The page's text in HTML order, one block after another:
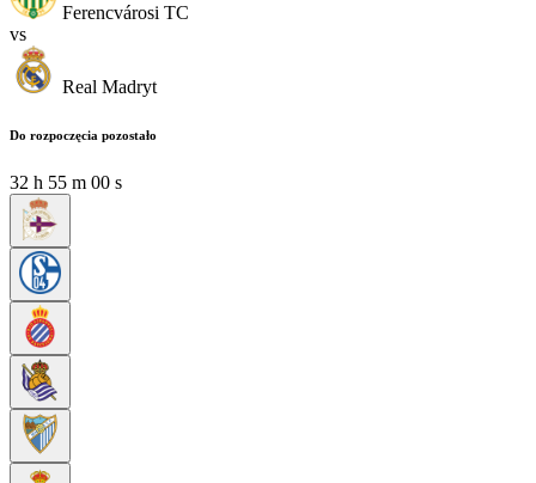
Ferencvárosi TC
vs
Real Madryt
Do rozpoczęcia pozostało
32 h 54 m 58 s